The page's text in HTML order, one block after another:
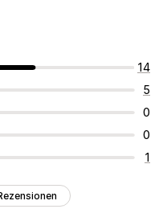
14
5
0
0
1